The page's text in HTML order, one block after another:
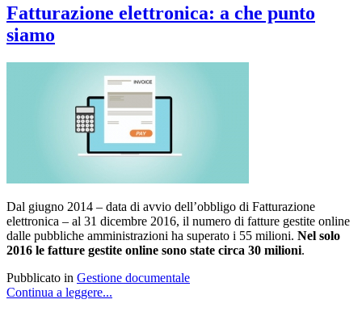
Fatturazione elettronica: a che punto
siamo
Dal giugno 2014 – data di avvio dell’obbligo di Fatturazione
elettronica – al 31 dicembre 2016, il numero di fatture gestite online
dalle pubbliche amministrazioni ha superato i 55 milioni. Nel solo
2016 le fatture gestite online sono state circa 30 milioni.
Pubblicato in Gestione documentale
Continua a leggere...